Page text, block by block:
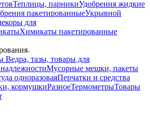
Теплицы, парникиУдобрения жидкие
пакетированныеУкрывной
для
Химикаты пакетированные
Ведра, тазы, товары для
Мусорные мешки, пакеты
одноразоваяПерчатки и средства
кормушкиРазноеТермометрыТовары